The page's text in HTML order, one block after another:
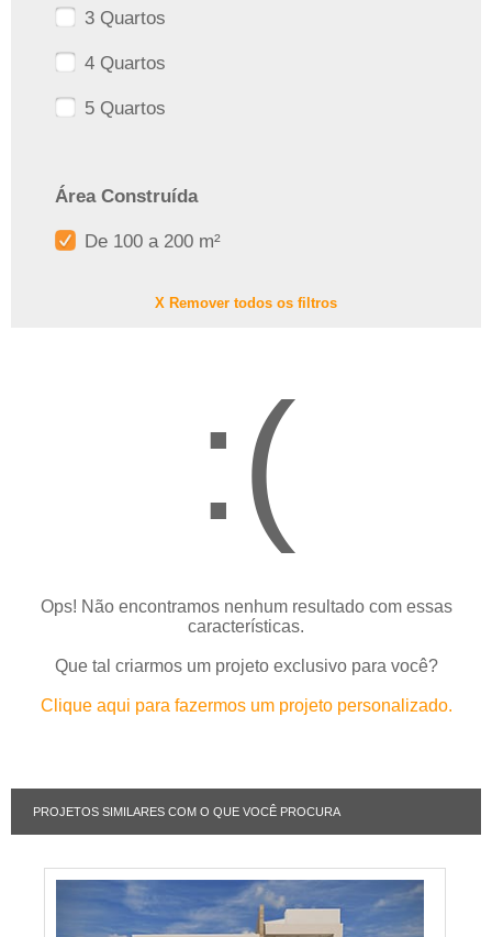
3 Quartos
4 Quartos
5 Quartos
Área Construída
De 100 a 200 m²
X Remover todos os filtros
:(
Ops! Não encontramos nenhum resultado com essas
características.
Que tal criarmos um projeto exclusivo para você?
Clique aqui para fazermos um projeto personalizado.
PROJETOS SIMILARES COM O QUE VOCÊ PROCURA